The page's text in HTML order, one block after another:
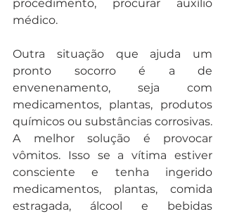
procedimento, procurar auxílio
médico.
Outra situação que ajuda um
pronto socorro é a de
envenenamento, seja com
medicamentos, plantas, produtos
químicos ou substâncias corrosivas.
A melhor solução é provocar
vômitos. Isso se a vítima estiver
consciente e tenha ingerido
medicamentos, plantas, comida
estragada, álcool e bebidas